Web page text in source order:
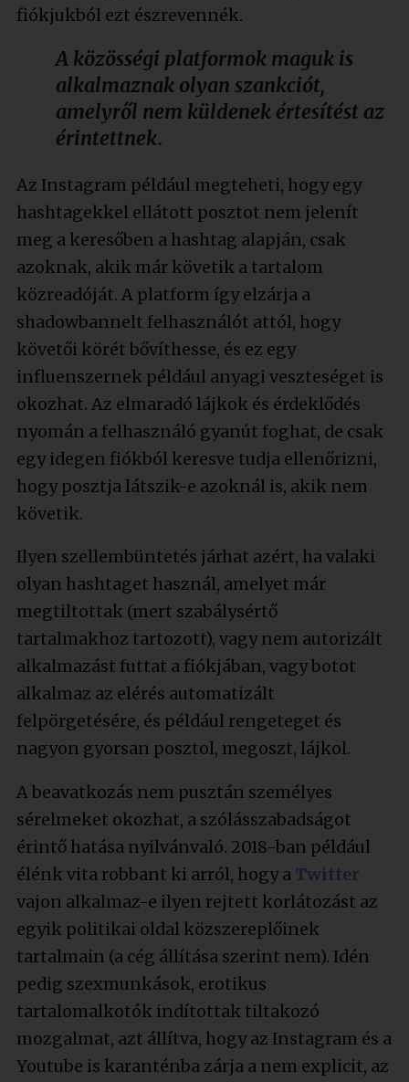
fiókjukból ezt észrevennék.
A közösségi platformok maguk is
alkalmaznak olyan szankciót,
amelyről nem küldenek értesítést az
érintettnek.
Az Instagram például megteheti, hogy egy
hashtagekkel ellátott posztot nem jelenít
meg a keresőben a hashtag alapján, csak
azoknak, akik már követik a tartalom
közreadóját. A platform így elzárja a
shadowbannelt felhasználót attól, hogy
követői körét bővíthesse, és ez egy
influenszernek például anyagi veszteséget is
okozhat. Az elmaradó lájkok és érdeklődés
nyomán a felhasználó gyanút foghat, de csak
egy idegen fiókból keresve tudja ellenőrizni,
hogy posztja látszik-e azoknál is, akik nem
követik.
Ilyen szellembüntetés járhat azért, ha valaki
olyan hashtaget használ, amelyet már
megtiltottak (mert szabálysértő
tartalmakhoz tartozott), vagy nem autorizált
alkalmazást futtat a fiókjában, vagy botot
alkalmaz az elérés automatizált
felpörgetésére, és például rengeteget és
nagyon gyorsan posztol, megoszt, lájkol.
A beavatkozás nem pusztán személyes
sérelmeket okozhat, a szólásszabadságot
érintő hatása nyilvánvaló. 2018-ban például
élénk vita robbant ki arról, hogy a Twitter
vajon alkalmaz-e ilyen rejtett korlátozást az
egyik politikai oldal közszereplőinek
tartalmain (a cég állítása szerint nem). Idén
pedig szexmunkások, erotikus
tartalomalkotók indítottak tiltakozó
mozgalmat, azt állítva, hogy az Instagram és a
Youtube is karanténba zárja a nem explicit, az